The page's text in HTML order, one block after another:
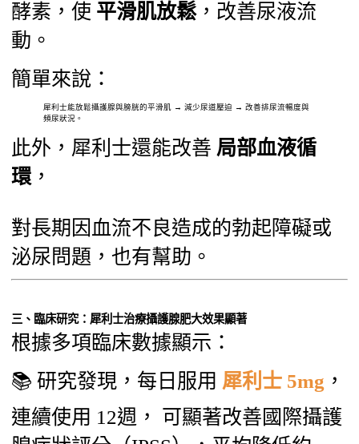
酵素，使 平滑肌放鬆，改善尿液流
動。
簡單來說：
犀利士能放鬆攝護腺與膀胱的平滑肌 → 減少尿道壓迫 → 改善排尿流暢度與
頻尿狀況。
此外，犀利士還能改善 局部血液循
環 ，
對長期因血流不良造成的勃起障礙或
泌尿問題，也有幫助。
三、臨床研究：犀利士治療攝護腺肥大效果顯著
根據多項臨床數據顯示：
📚 研究發現，每日服用 犀利士 5mg ，
連續使用 12週， 可顯著改善國際攝護